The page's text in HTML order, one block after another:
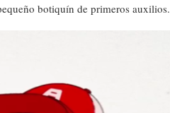
botiquín de primeros auxilios.